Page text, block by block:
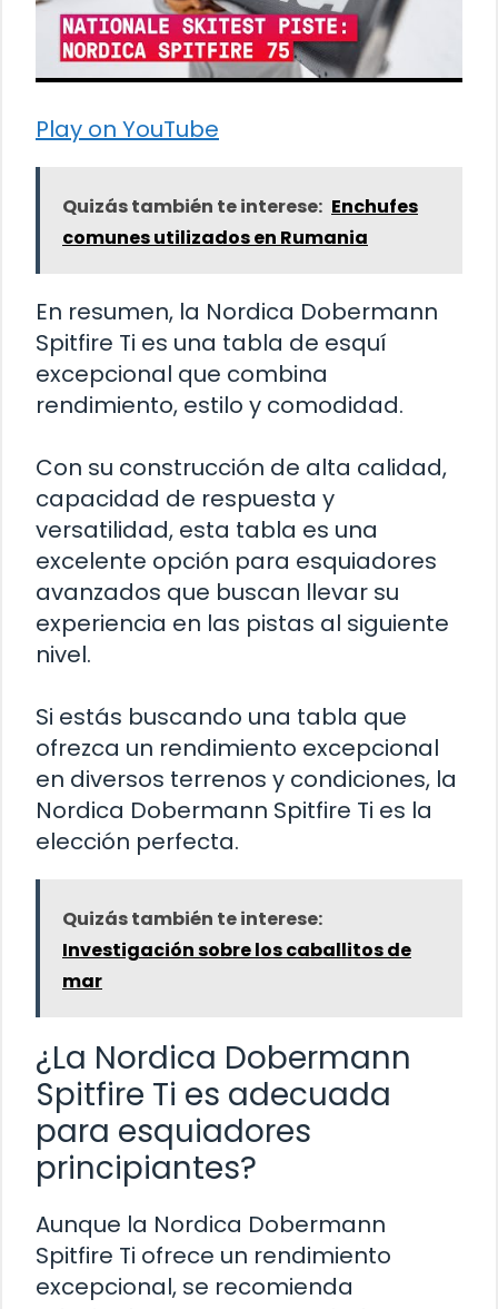
Play on YouTube
Quizás también te interese: Enchufes
comunes utilizados en Rumania
En resumen, la Nordica Dobermann
Spitfire Ti es una tabla de esquí
excepcional que combina
rendimiento, estilo y comodidad.
Con su construcción de alta calidad,
capacidad de respuesta y
versatilidad, esta tabla es una
excelente opción para esquiadores
avanzados que buscan llevar su
experiencia en las pistas al siguiente
nivel.
Si estás buscando una tabla que
ofrezca un rendimiento excepcional
en diversos terrenos y condiciones, la
Nordica Dobermann Spitfire Ti es la
elección perfecta.
Quizás también te interese:
Investigación sobre los caballitos de
mar
¿La Nordica Dobermann
Spitfire Ti es adecuada
para esquiadores
principiantes?
Aunque la Nordica Dobermann
Spitfire Ti ofrece un rendimiento
excepcional, se recomienda